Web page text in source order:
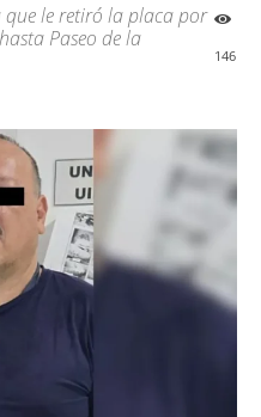
le retiró la placa por
Paseo de la
146